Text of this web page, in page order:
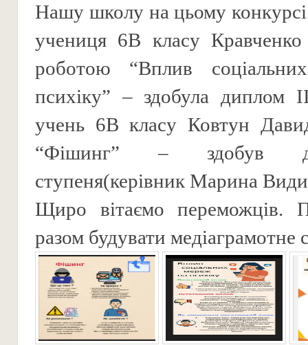
Нашу школу на цьому конкурсі
учениця 6В класу Кравченко
роботою “Вплив
психіку” – здобула диплом
учень 6В класу Ковтун
“Фішинг” – здобув
ступеня(керівник Марина
Щиро вітаємо переможців.
разом будувати медіаграмотне